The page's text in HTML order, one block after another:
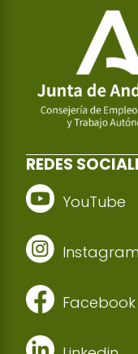
REDES
YouTube
Instagram
Facebook